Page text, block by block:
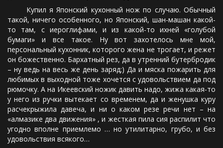
Купил я Японский кухонный нож по случаю. Обычный
такой, ничего особенного, но Японский, шан-машан какой-
то там, с иероглифами, и из какой-то ихней «голубой
бумаги» и все такое. Ну вот захотелось мне мой,
персональный кухонник, которого жена не трогает, и режет
он божественно. Бархатный рез, да в утренний бутербродик
– ну ведь на весь же день заряд;) Да и мяска пожарить для
любимых в выходной тоже хочется с удовольствием да под
рюмочку. А на Икеевский ножик давить надо, жижа какая-то
у него из ручки вытекает со временем, да и женушка куру
расчекрыжила давеча, и ни о каком резе речи нет – на
«алмазике два движения» , и жесткая пила сия распилит что
угодно вполне приемлемо … но утилитарно, грубо, и без
удовольствия всякого…